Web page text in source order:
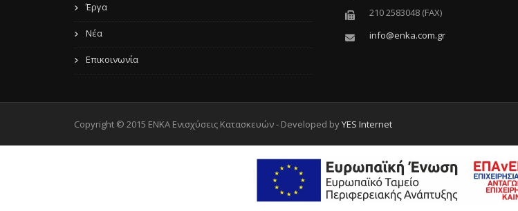
Έργα
Νέα
Επικοινωνία
210 2583048 (FAX)
info@enka.com.gr
Copyright © 2015 ENKA Ενισχύσεις Κατασκευών - Developed byYES Internet